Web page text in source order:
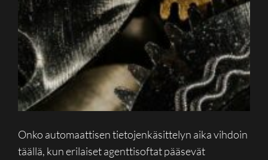
Onko automaattisen tietojenkäsittelyn aika vihdoin
täällä, kun erilaiset agenttisoftat pääsevät